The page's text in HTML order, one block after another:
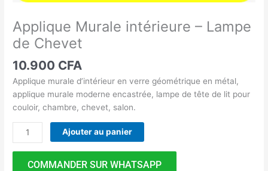
Applique Murale intérieure – Lampe
de Chevet
10.900 CFA
Applique murale d’intérieur en verre géométrique en métal,
applique murale moderne encastrée, lampe de tête de lit pour
couloir, chambre, chevet, salon.
Ajouter au panier
COMMANDER SUR WHATSAPP